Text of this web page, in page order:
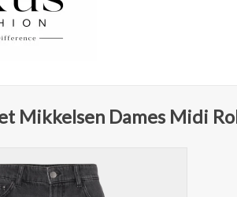
Mikkelsen Dames Midi